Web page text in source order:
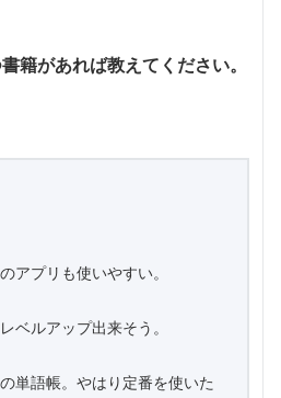
籍があれば教えてください。
アプリも使いやすい。
ベルアップ出来そう。
単語帳。やはり定番を使いた